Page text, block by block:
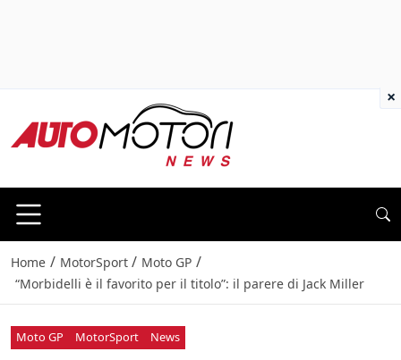
Home / MotorSport / Moto GP /
“Morbidelli è il favorito per il titolo”: il parere di Jack Miller
Moto GP MotorSport News
×